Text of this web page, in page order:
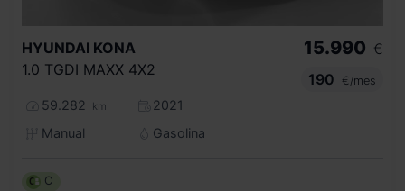
HYUNDAI KONA
1.0 TGDI MAXX 4X2
59.282 km
2021
Manual
Gasolina
15.990 €
190
€/mes
C